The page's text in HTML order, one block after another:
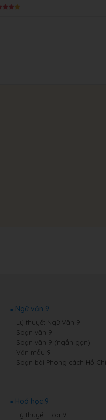
Ngữ văn 9
Lý thuyết Ngữ Văn 9
Soạn văn 9
Soạn văn 9 (ngắn gọn)
Văn mẫu 9
Soạn bài Phong cách Hồ
Hoá học 9
Lý thuyết Hóa 9